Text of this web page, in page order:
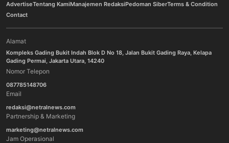
AdvertiseTentang KamiManajemen RedaksiPedoman SiberTerms & Condition
Contact
Alamat
Kompleks Gading Bukit Indah Blok D No 18, Jalan Bukit Gading Raya, Kelapa
Gading Permai, Jakarta Utara, 14240
Nomor Telepon
087785148706
Email
redaksi@netralnews.com
Partnership & Marketing
marketing@netralnews.com
Jam Operasional